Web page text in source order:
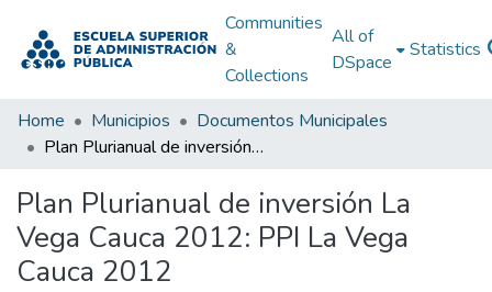
Communities
&
Collections
All of
DSpace
Statistics
Home Municipios
Documentos Municipales
Plan Plurianual de inversión La Vega Cauca 2012: PPI La Vega Cauca 2012
Plan Plurianual de inversión La
Vega Cauca 2012: PPI La Vega
Cauca 2012